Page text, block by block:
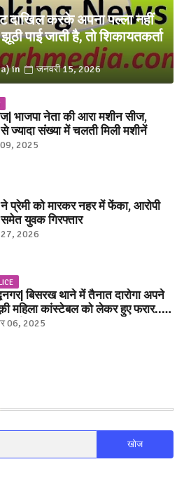
दाखिल करके अपना पल्ला नहीं
पाई जाती है, तो शिकायतकर्ता
जनवरी 15, 2026
भाजपा नेता की आरा मशीन सीज,
ज्यादा संख्या में चलती मिली मशीनें
2025
प्रेमी को मारकर नहर में फेंका, आरोपी
समेत युवक गिरफ्तार
2026
बिसरख थाने में तैनात दारोगा अपने
महिला कांस्टेबल को लेकर हुए फरार...
दी रार!
06, 2025